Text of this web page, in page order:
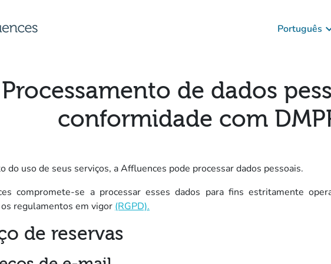
Português
Processamento de dados
conformidade com
do uso de seus serviços, a Affluences pode processar dados pessoais.
compromete-se a processar esses dados para fins estritamente
regulamentos em vigor (RGPD).
de reservas